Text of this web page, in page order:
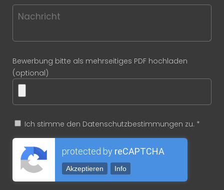
Bewerbung bitte als mehrseitiges PDF hochladen
(optional)
Ich stimme den Datenschutzbestimmungen zu. *
protected by reCAPTCHA
Akzeptieren Info